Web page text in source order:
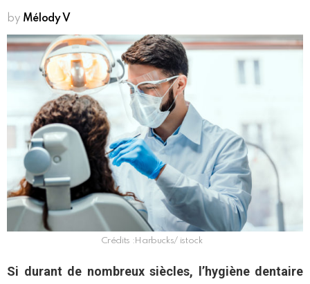
by Mélody V
Crédits :Harbucks/ istock
Si durant de nombreux siècles, l’hygiène dentaire